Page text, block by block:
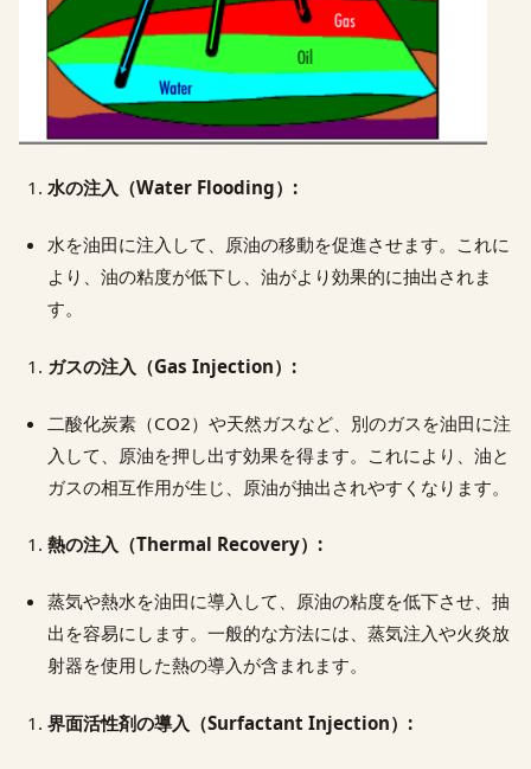
水の注入（Water Flooding）:
水を油田に注入して、原油の移動を促進させます。これに
より、油の粘度が低下し、油がより効果的に抽出されま
す。
ガスの注入（Gas Injection）:
二酸化炭素（CO2）や天然ガスなど、別のガスを油田に注
入して、原油を押し出す効果を得ます。これにより、油と
ガスの相互作用が生じ、原油が抽出されやすくなります。
熱の注入（Thermal Recovery）:
蒸気や熱水を油田に導入して、原油の粘度を低下させ、抽
出を容易にします。一般的な方法には、蒸気注入や火炎放
射器を使用した熱の導入が含まれます。
界面活性剤の導入（Surfactant Injection）: